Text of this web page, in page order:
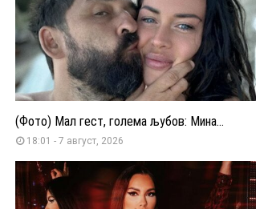
(Фото) Мал гест, голема љубов: Мина...
18:01 - 7 август, 2026